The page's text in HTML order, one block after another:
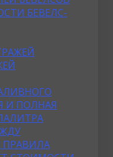
БЕВЕЛС-
И ПОЛНАЯ
ПРАВИЛА